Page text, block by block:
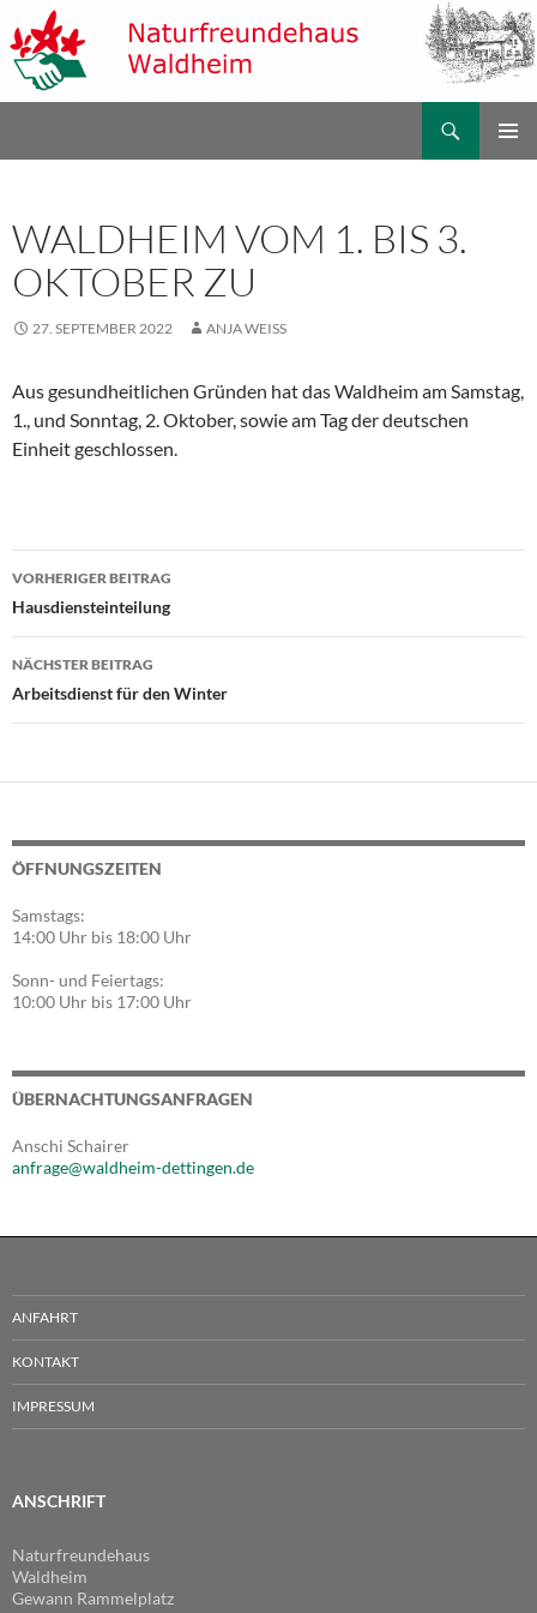
Inhalt
springen
WALDHEIM VOM 1. BIS 3.
OKTOBER ZU
27. SEPTEMBER 2022 ANJA WEISS
Aus gesundheitlichen Gründen hat das Waldheim am Samstag,
1., und Sonntag, 2. Oktober, sowie am Tag der deutschen
Einheit geschlossen.
Beitragsnavigation
VORHERIGER BEITRAG
Hausdiensteinteilung
NÄCHSTER BEITRAG
Arbeitsdienst für den Winter
ÖFFNUNGSZEITEN
Samstags:
14:00 Uhr bis 18:00 Uhr
Sonn- und Feiertags:
10:00 Uhr bis 17:00 Uhr
ÜBERNACHTUNGSANFRAGEN
Anschi Schairer
anfrage@waldheim-dettingen.de
ANFAHRT
KONTAKT
IMPRESSUM
ANSCHRIFT
Naturfreundehaus
Waldheim
Gewann Rammelplatz